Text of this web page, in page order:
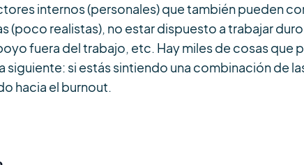
internos (personales) que también pueden
(poco realistas), no estar dispuesto a trabajar
fuera del trabajo, etc. Hay miles de cosas que
siguiente: si estás sintiendo una combinación de
hacia el burnout.